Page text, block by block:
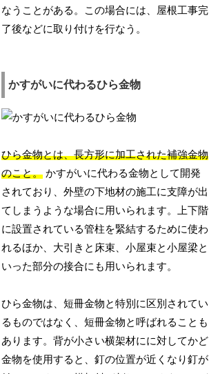
なうことがある。この場合には、屋根工事完
了後などに取り付けを行なう。
かすがいに代わるひら金物
ひら金物とは、長方形に加工された補強金物
のこと。 かすがいに代わる金物として開発
されており、外壁の下地材の施工に支障が出
てしまうような場合に用いられます。上下階
に設置されている管柱を緊結するために使わ
れるほか、大引きと床束、小屋束と小屋梁と
いった部分の接合にも用いられます。
ひら金物は、短冊金物と特別に区別されてい
るものではなく、短冊金物と呼ばれることも
あります。背が小さい横架材にに対してかど
金物を使用すると、釘の位置が近くなり釘が